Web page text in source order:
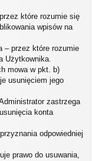
które rozumie się
wpisów na
– przez które rozumie
Użytkownika.
mowa w pkt. b)
usunięciem jego
zastrzega
konta
odpowiedniej
prawo do usuwania,